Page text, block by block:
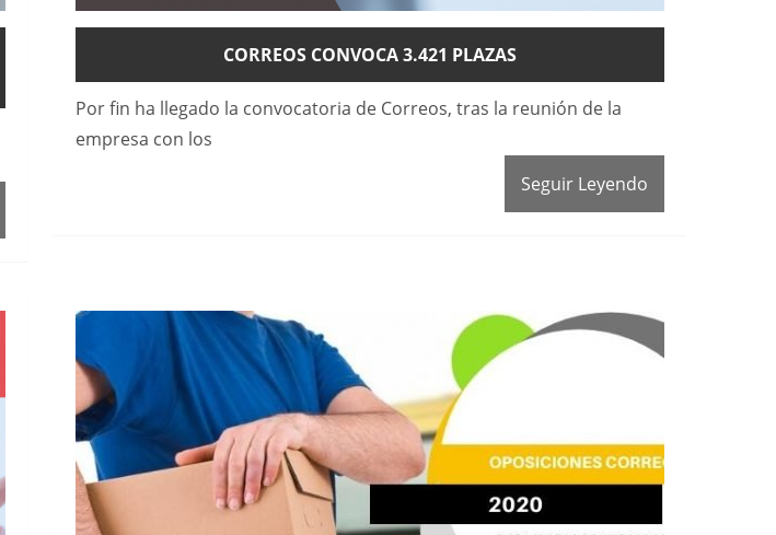
CORREOS CONVOCA 3.421 PLAZAS
Por fin ha llegado la convocatoria de Correos, tras la reunión de la
empresa con los
Seguir Leyendo